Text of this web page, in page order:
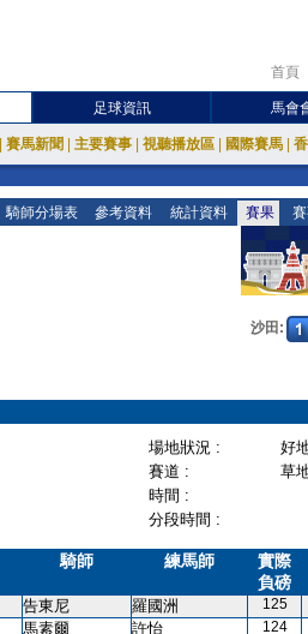
首頁
足球資訊 馬會
賽馬新聞 主要賽事 視聽播放區 國際賽馬
騎師分場表 參考資料 統計資料 賽果
沙田:
場地狀況 :
好
賽道 :
草
時間 :
分段時間 :
騎師 練馬師
實際
負磅
告東尼 羅國洲 125
馬素爾 許怡 124